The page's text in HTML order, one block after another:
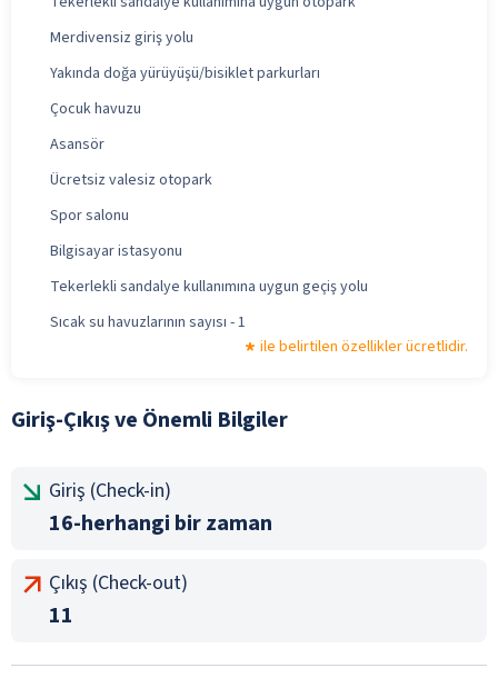
Merdivensiz giriş yolu
Yakında doğa yürüyüşü/bisiklet parkurları
Çocuk havuzu
Asansör
Ücretsiz valesiz otopark
Spor salonu
Bilgisayar istasyonu
Tekerlekli sandalye kullanımına uygun geçiş yolu
Sıcak su havuzlarının sayısı - 1
ile belirtilen özellikler ücretlidir.
Giriş-Çıkış ve Önemli Bilgiler
Giriş (Check-in)
16-herhangi bir zaman
Çıkış (Check-out)
11